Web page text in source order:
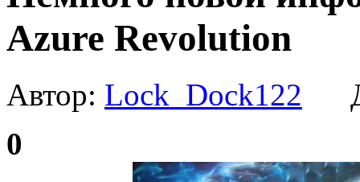
Azure Revolution
Автор: Lock_Dock122
0